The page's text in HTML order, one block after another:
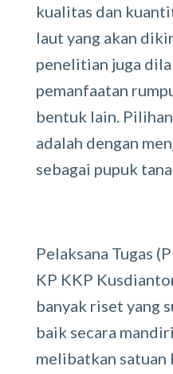
kualitas dan
laut yang akan
penelitian juga
pemanfaatan
bentuk lain.
adalah dengan
sebagai pupuk
Pelaksana Tugas
KP KKP
banyak riset yang
baik secara
melibatkan satuan